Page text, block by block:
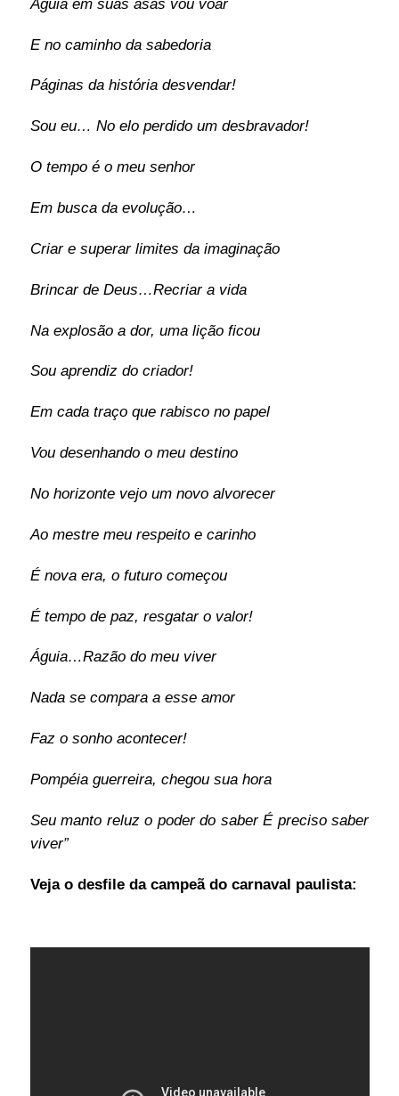
E no caminho da sabedoria
Páginas da história desvendar!
Sou eu… No elo perdido um desbravador!
O tempo é o meu senhor
Em busca da evolução…
Criar e superar limites da imaginação
Brincar de Deus…Recriar a vida
Na explosão a dor, uma lição ficou
Sou aprendiz do criador!
Em cada traço que rabisco no papel
Vou desenhando o meu destino
No horizonte vejo um novo alvorecer
Ao mestre meu respeito e carinho
É nova era, o futuro começou
É tempo de paz, resgatar o valor!
Águia…Razão do meu viver
Nada se compara a esse amor
Faz o sonho acontecer!
Pompéia guerreira, chegou sua hora
Seu manto reluz o poder do saber É preciso saber
viver”
Veja o desfile da campeã do carnaval paulista: